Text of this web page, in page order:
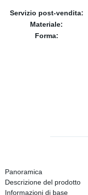
Servizio post-vendita:
Materiale:
Forma:
Panoramica
Descrizione del prodotto
Informazioni di base